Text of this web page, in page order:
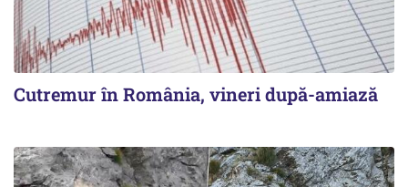
Cutremur în România, vineri după-amiază